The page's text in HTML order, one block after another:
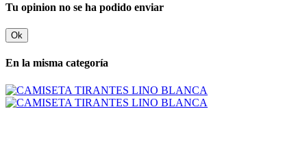
Tu opinion no se ha podido enviar
Ok
En la misma categoría